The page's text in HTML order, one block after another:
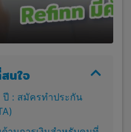
นใจ
ปี : สมัครทำประกัน